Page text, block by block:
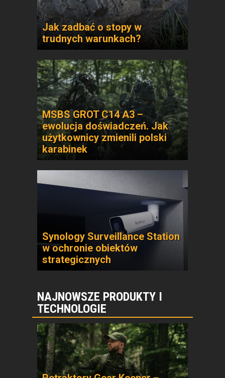
Jak zadbać o stopy w
trudnych warunkach?
MSBS GROT C14 A3 –
ewolucja doświadczeń. Jak
użytkownicy zmienili polski
karabinek
Synology Surveillance Station
w ochronie obiektów
strategicznych
NAJNOWSZE PRODUKTY I
TECHNOLOGIE